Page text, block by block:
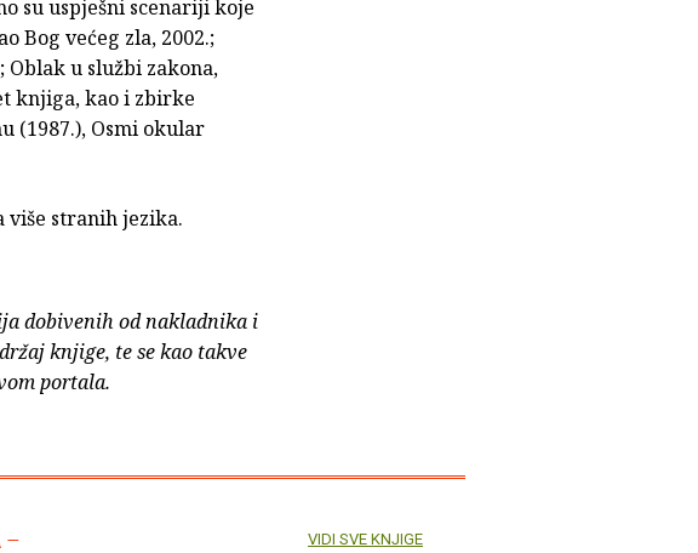
su uspješni scenariji koje
Bog većeg zla, 2002.;
Oblak u službi zakona,
knjiga, kao i zbirke
(1987.), Osmi okular
više stranih jezika.
dobivenih od nakladnika i
knjige, te se kao takve
portala.
– VIDI SVE KNJIGE